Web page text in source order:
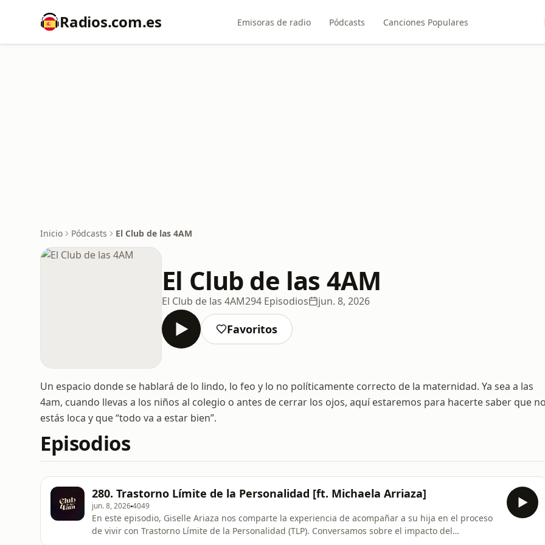
Radios.com.es Emisoras de radio Pódcasts Canciones Populares
Inicio Pódcasts El Club de las 4AM
El Club de las 4AM
El Club de las 4AM294 Episodios jun. 8, 2026
Favoritos
Un espacio donde se hablará de lo lindo, lo feo y lo no políticamente correcto de la maternidad. Ya sea a las
4am, cuando llevas a los niños al colegio o antes de cerrar los ojos, aquí estaremos para hacerte saber que
estás loca y que “todo va a estar bien”.
Episodios
280. Trastorno Límite de la Personalidad [ft. Michaela Arriaza]
jun. 8, 20264049
En este episodio, Giselle Ariaza nos comparte la experiencia de acompañar a su hija en el proceso
de vivir con Trastorno Límite de la Personalidad (TLP). Conversamos sobre el impacto del